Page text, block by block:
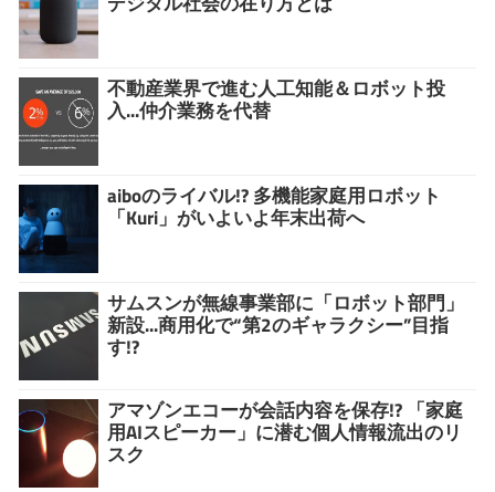
不動産業界で進む人工知能＆ロボット投
入...仲介業務を代替
aiboのライバル!? 多機能家庭用ロボット
「Kuri」がいよいよ年末出荷へ
サムスンが無線事業部に「ロボット部門」
新設...商用化で“第2のギャラクシー”目指
す!?
アマゾンエコーが会話内容を保存!? 「家庭
用AIスピーカー」に潜む個人情報流出のリ
スク